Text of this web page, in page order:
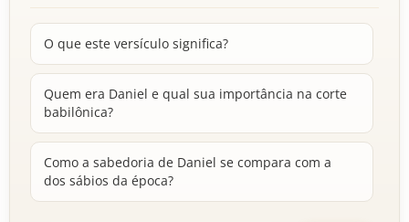
O que este versículo significa?
Quem era Daniel e qual sua importância na corte
babilônica?
Como a sabedoria de Daniel se compara com a
dos sábios da época?